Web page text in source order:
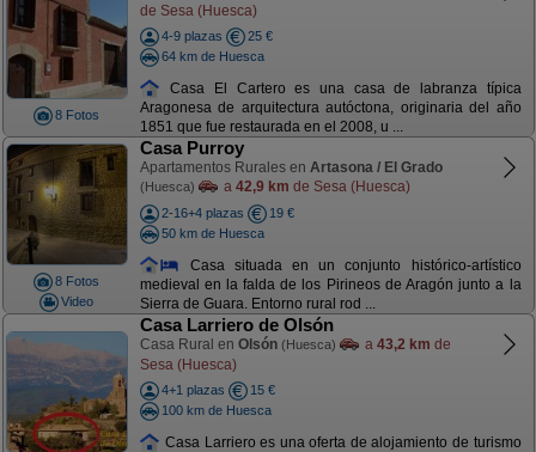
8 Fotos
de Sesa (Huesca)
4-9 plazas
25 €
64 km de Huesca
Casa El Cartero es una casa de labranza típica
Aragonesa de arquitectura autóctona, originaria del año
1851 que fue restaurada en el 2008, u ...
8 Fotos
Video
Casa Purroy
Apartamentos Rurales en Artasona / El Grado
(Huesca) a 42,9 km de Sesa (Huesca)
2-16+4 plazas
19 €
50 km de Huesca
Casa situada en un conjunto histórico-artístico
medieval en la falda de los Pirineos de Aragón junto a la
Sierra de Guara. Entorno rural rod ...
Casa Larriero de Olsón
Casa Rural en Olsón (Huesca) a 43,2 km de
Sesa (Huesca)
4+1 plazas
15 €
100 km de Huesca
Casa Larriero es una oferta de alojamiento de turismo